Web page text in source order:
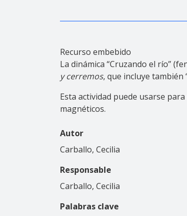
Recurso embebido
La dinámica “Cruzando el río”
y cerremos, que incluye también
Esta actividad puede usarse
magnéticos.
Autor
Carballo, Cecilia
Responsable
Carballo, Cecilia
Palabras clave